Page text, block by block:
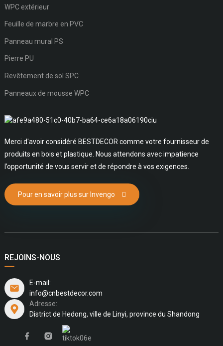
WPC extérieur
Feuille de marbre en PVC
Panneau mural PS
Pierre PU
Revêtement de sol SPC
Panneaux de mousse WPC
Merci d'avoir considéré BESTDECOR comme votre fournisseur de
produits en bois et plastique. Nous attendons avec impatience
l’opportunité de vous servir et de répondre à vos exigences.
Pour en savoir plus sur Invengo
REJOINS-NOUS
E-mail:
info@cnbestdecor.com
Adresse:
District de Hedong, ville de Linyi, province du Shandong